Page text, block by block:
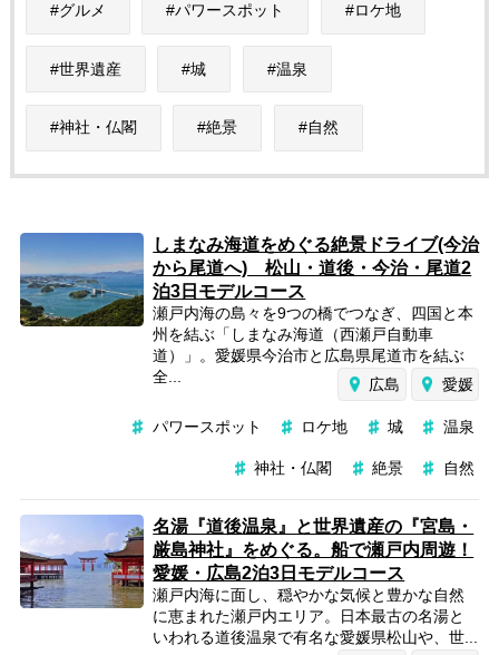
グルメ パワースポット ロケ地
世界遺産 城 温泉
神社・仏閣 絶景 自然
しまなみ海道をめぐる絶景ドライブ(今治
から尾道へ) 松山・道後・今治・尾道2
泊3日モデルコース
瀬戸内海の島々を9つの橋でつなぎ、四国と本
州を結ぶ「しまなみ海道（西瀬戸自動車
道）」。愛媛県今治市と広島県尾道市を結ぶ
全...
広島 愛媛
パワースポット ロケ地 城 温泉
神社・仏閣 絶景 自然
名湯『道後温泉』と世界遺産の『宮島・
厳島神社』をめぐる。船で瀬戸内周遊！
愛媛・広島2泊3日モデルコース
瀬戸内海に面し、穏やかな気候と豊かな自然
に恵まれた瀬戸内エリア。日本最古の名湯と
いわれる道後温泉で有名な愛媛県松山や、世...